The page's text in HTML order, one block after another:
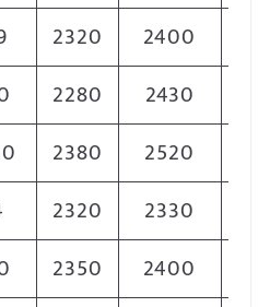
2320 2400
2280 2430
2380 2520
2320 2330
2350 2400